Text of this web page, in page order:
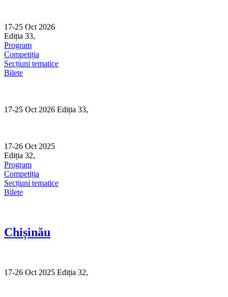
content
17-25 Oct 2026
Ediția 33,
Program
Competiția
Secțiuni tematice
Bilete
17-25 Oct 2026 Ediția 33,
17-26 Oct 2025
Ediția 32,
Program
Competiția
Secțiuni tematice
Bilete
Chișinău
17-26 Oct 2025 Ediția 32,